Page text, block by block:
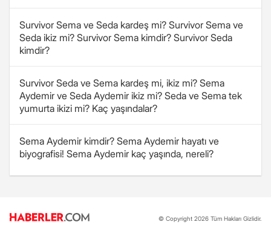
Survivor Sema ve Seda kardeş mi? Survivor Sema ve
Seda ikiz mi? Survivor Sema kimdir? Survivor Seda
kimdir?
Survivor Seda ve Sema kardeş mi, ikiz mi? Sema
Aydemir ve Seda Aydemir ikiz mi? Seda ve Sema tek
yumurta ikizi mi? Kaç yaşındalar?
Sema Aydemir kimdir? Sema Aydemir hayatı ve
biyografisi! Sema Aydemir kaç yaşında, nereli?
© Copyright 2026 Tüm Hakları Gizlidir.